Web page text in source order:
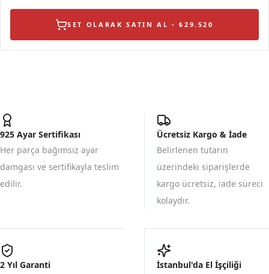
SET OLARAK SATIN AL - ₺29.520
925 Ayar Sertifikası
Her parça bağımsız ayar
damgası ve sertifikayla teslim
edilir.
Ücretsiz Kargo & İade
Belirlenen tutarın
üzerindeki siparişlerde
kargo ücretsiz, iade süreci
kolaydır.
2 Yıl Garanti
İstanbul'da El İşçiliği